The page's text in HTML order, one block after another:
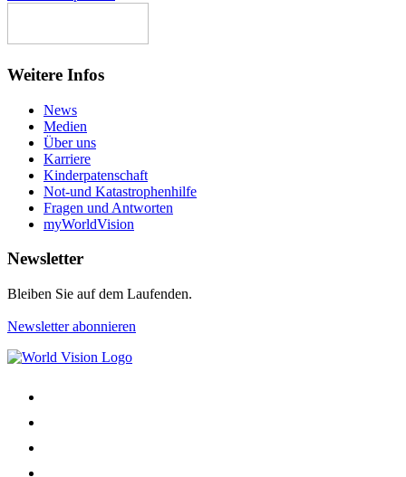
Weitere Infos
News
Medien
Über uns
Karriere
Kinderpatenschaft
Not-und Katastrophenhilfe
Fragen und Antworten
myWorldVision
Newsletter
Bleiben Sie auf dem Laufenden.
Newsletter abonnieren